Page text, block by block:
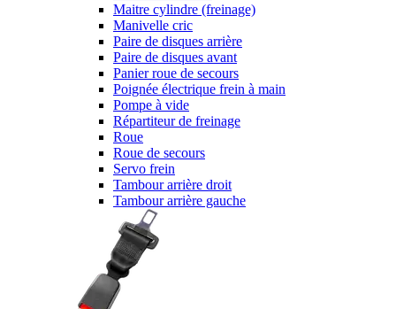
Maitre cylindre (freinage)
Manivelle cric
Paire de disques arrière
Paire de disques avant
Panier roue de secours
Poignée électrique frein à main
Pompe à vide
Répartiteur de freinage
Roue
Roue de secours
Servo frein
Tambour arrière droit
Tambour arrière gauche